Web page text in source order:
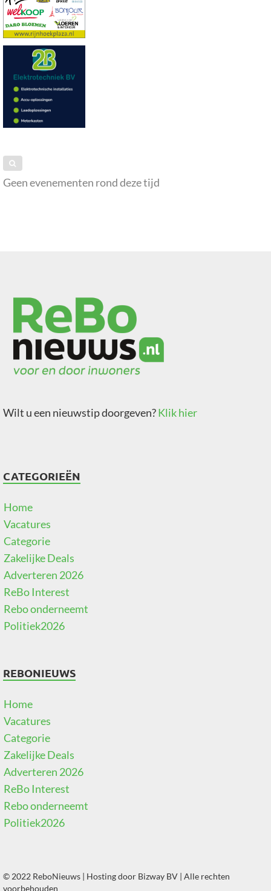
Geen evenementen rond deze tijd
Wilt u een nieuwstip doorgeven?Klik hier
CATEGORIEËN
Home
Vacatures
Categorie
Zakelijke Deals
Adverteren 2026
ReBo Interest
Rebo onderneemt
Politiek2026
REBONIEUWS
Home
Vacatures
Categorie
Zakelijke Deals
Adverteren 2026
ReBo Interest
Rebo onderneemt
Politiek2026
© 2022 ReboNieuws | Hosting door Bizway BV | Alle rechten
voorbehouden